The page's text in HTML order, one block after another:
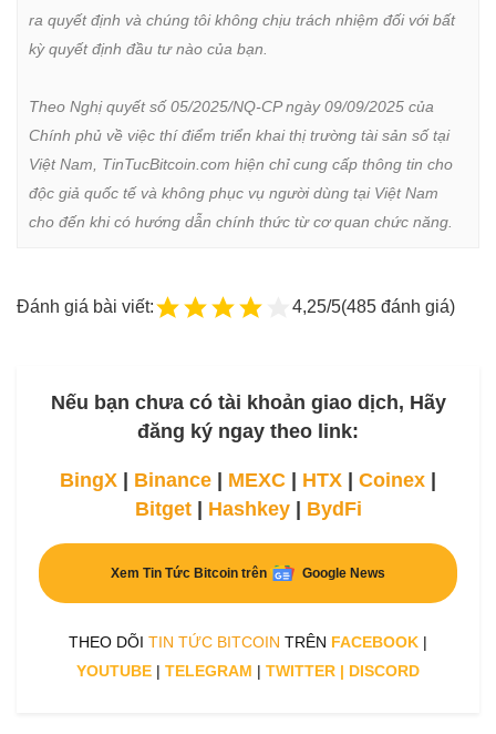
ra quyết định và chúng tôi không chịu trách nhiệm đối với bất
kỳ quyết định đầu tư nào của bạn.
Theo Nghị quyết số 05/2025/NQ-CP ngày 09/09/2025 của
Chính phủ về việc thí điểm triển khai thị trường tài sản số tại
Việt Nam, TinTucBitcoin.com hiện chỉ cung cấp thông tin cho
độc giả quốc tế và không phục vụ người dùng tại Việt Nam
cho đến khi có hướng dẫn chính thức từ cơ quan chức năng.
Đánh giá bài viết: 4,25/5(485 đánh giá)
Nếu bạn chưa có tài khoản giao dịch, Hãy
đăng ký ngay theo link:
BingX Binance MEXC HTX Coinex
Bitget| Hashkey| BydFi
Xem Tin Tức Bitcoin trên Google News
THEO DÕI TIN TỨC BITCOIN TRÊN FACEBOOK |
YOUTUBE | TELEGRAM | TWITTER | DISCORD